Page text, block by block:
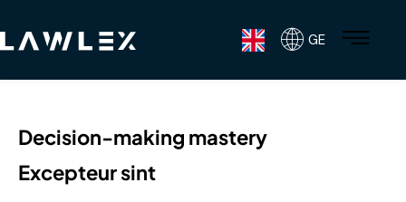
GE
Decision-making mastery
Excepteur sint